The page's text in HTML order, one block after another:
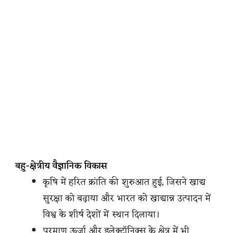
बहु-क्षेत्रीय वैज्ञानिक विकास
कृषि में हरित क्रांति की शुरुआत हुई, जिसने खाद्य
सुरक्षा को बढ़ाया और भारत को खाद्यान्न उत्पादन में
विश्व के शीर्ष देशों में स्थान दिलाया।